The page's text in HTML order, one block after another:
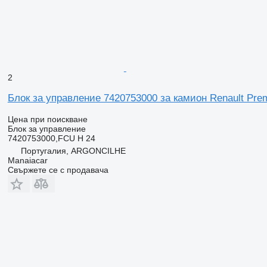
2
Блок за управление 7420753000 за камион Renault
Цена при поискване
Блок за управление
7420753000,FCU H 24
Португалия, ARGONCILHE
Manaiacar
Свържете се с продавача